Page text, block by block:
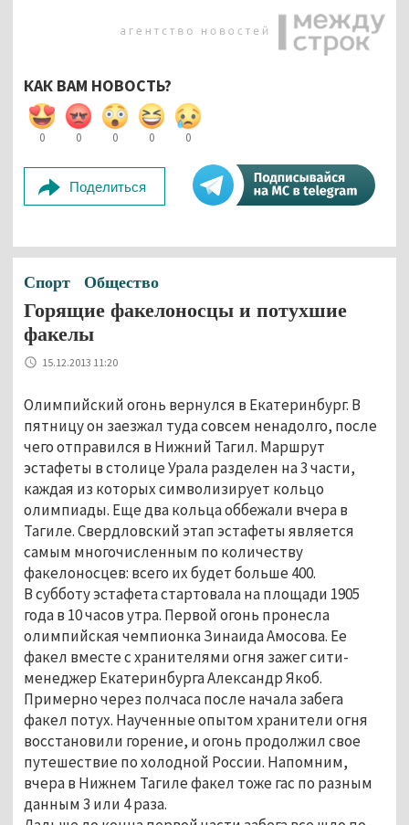
КАК ВАМ НОВОСТЬ?
0 0 0 0 0
Поделиться
Спорт Общество
Горящие факелоносцы и потухшие
факелы
15.12.2013 11:20
Олимпийский огонь вернулся в Екатеринбург. В
пятницу он заезжал туда совсем ненадолго, после
чего отправился в Нижний Тагил. Маршрут
эстафеты в столице Урала разделен на 3 части,
каждая из которых символизирует кольцо
олимпиады. Еще два кольца оббежали вчера в
Тагиле. Свердловский этап эстафеты является
самым многочисленным по количеству
факелоносцев: всего их будет больше 400.
В субботу эстафета стартовала на площади 1905
года в 10 часов утра. Первой огонь пронесла
олимпийская чемпионка Зинаида Амосова. Ее
факел вместе с хранителями огня зажег сити-
менеджер Екатеринбурга Александр Якоб.
Примерно через полчаса после начала забега
факел потух. Наученные опытом хранители огня
восстановили горение, и огонь продолжил свое
путешествие по холодной России. Напомним,
вчера в Нижнем Тагиле факел тоже гас по разным
данным 3 или 4 раза.